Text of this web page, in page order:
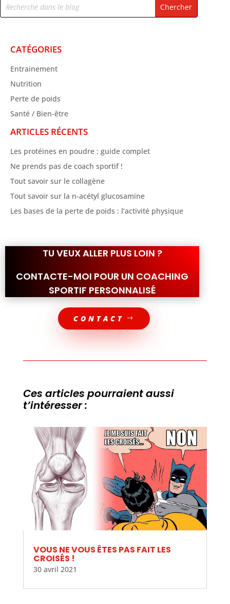
CATÉGORIES
Entrainement
Nutrition
Perte de poids
Santé / Bien-être
ARTICLES RÉCENTS
Les protéines en poudre : guide complet
Ne prends pas de coach sportif !
Tout savoir sur le collagène
Tout savoir sur la n-acétyl glucosamine
Les bases de la perte de poids : l’activité physique
TU VEUX ALLER PLUS LOIN ?
CONTACTE-MOI POUR UN COACHING
SPORTIF PERSONNALISÉ
CONTACT
Ces articles pourraient aussi
t’intéresser :
VOUS NE VOUS ÊTES PAS FAIT LES
CROISÉS !
30 avril 2021